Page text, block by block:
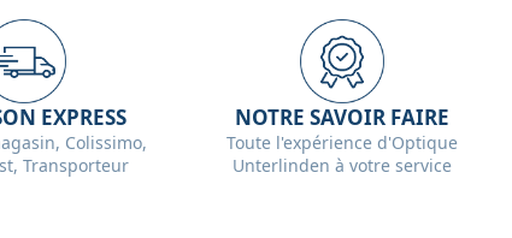
EXPRESS
Colissimo,
Transporteur
NOTRE SAVOIR FAIRE
Toute l'expérience d'Optique
Unterlinden à votre service